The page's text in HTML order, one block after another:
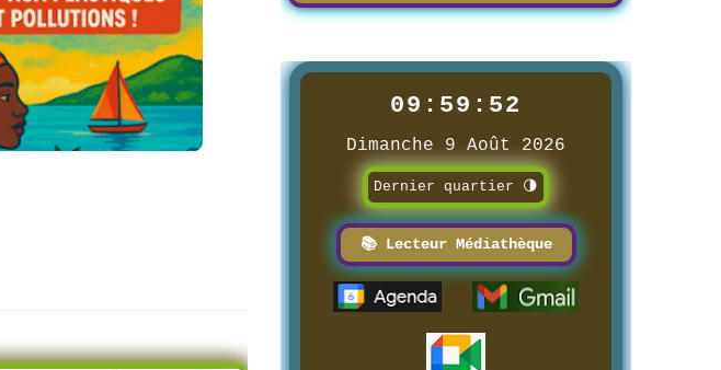
09:59:54
Dimanche 9 Août 2026
Dernier quartier 🌗
📚 Lecteur Médiathèque